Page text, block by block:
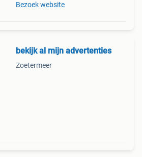
Bezoek website
bekijk al mijn advertenties
Zoetermeer